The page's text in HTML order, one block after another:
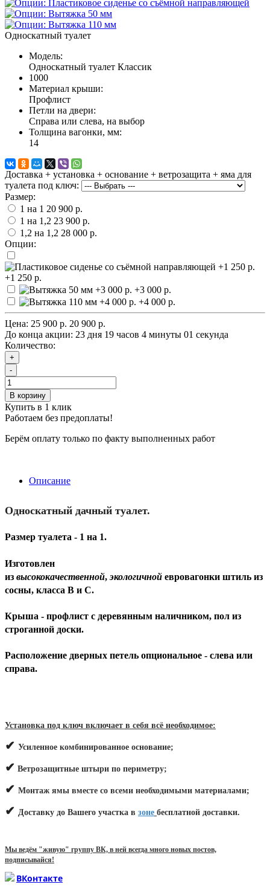
Односкатный туалет
Модель:
Односкатный туалет Классик
1000
Материал крыши:
Профлист
Петли на двери:
Справа или слева, на выбор
Толщина вагонки, мм:
14
Доставка + установка + основание + ветрозащита + яма для
туалета под ключ:
Размер:
1 на 1 20 900 р.
1 на 1,2 23 900 р.
1,2 на 1,2 28 000 р.
Опции:
+1 250 р.
+3 000 р.
+4 000 р.
Цена: 25 900 р. 20 900 р.
До конца акции: 23 дня 19 часов 4 минуты 01 секунда
Количество:
+
-
В корзину
Купить в 1 клик
Работаем без предоплаты!
Берём оплату только по факту выполненных работ
Описание
Односкатный дачный туалет.
Размер туалета - 1 на 1.
Изготовлен
из высококачественной,экологичной евровагонки штиль из
сосны, класса В и С.
Крыша - профлист с деревянным наличником, пол из
строганной доски.
Расположение дверных петель опциональное - слева или
справа.
Установка под ключ включает в себя всё необходимое:
✔ Усиленное комбинированное основание;
✔ Ветрозащитные штыри по периметру;
✔ Монтаж ямы вместе со всеми необходимыми материалами;
✔ Доставку до Вашего участка в зоне бесплатной доставки.
Мы ведём "живую" группу ВК, в ней всегда много новых постов,
подписывайся!
ВКонтакте